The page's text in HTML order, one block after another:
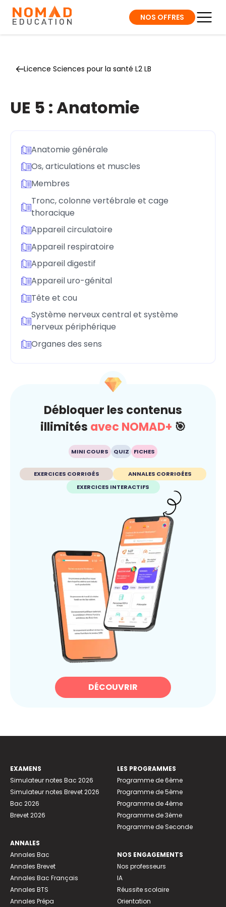
NOS OFFRES
Licence Sciences pour la santé L2 LB
UE 5 : Anatomie
Anatomie générale
Os, articulations et muscles
Membres
Tronc, colonne vertébrale et cage
thoracique
Appareil circulatoire
Appareil respiratoire
Appareil digestif
Appareil uro-génital
Tête et cou
Système nerveux central et système
nerveux périphérique
Organes des sens
Débloquer les contenus
illimités avec NOMAD+ 🎯
MINI COURS QUIZ FICHES
EXERCICES CORRIGÉS
ANNALES CORRIGÉES
EXERCICES INTERACTIFS
DÉCOUVRIR
EXAMENS
Simulateur notes Bac 2026
Simulateur notes Brevet 2026
Bac 2026
Brevet 2026
ANNALES
Annales Bac
Annales Brevet
Annales Bac Français
Annales BTS
Annales Prépa
LES PROGRAMMES
Programme de 6ème
Programme de 5ème
Programme de 4ème
Programme de 3ème
Programme de Seconde
NOS ENGAGEMENTS
Nos professeurs
IA
Réussite scolaire
Orientation